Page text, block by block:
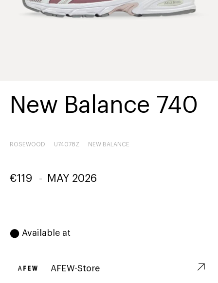
New Balance 740
ROSEWOOD U74078Z NEW BALANCE
€119 - MAY 2026
⬤ Available at
AFEW-Store ↗︎